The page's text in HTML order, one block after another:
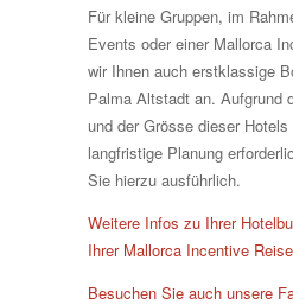
Für kleine Gruppen, im
Events oder einer Mallorca
wir Ihnen auch erstklassige
Palma Altstadt an. Aufgrund
und der Grösse dieser
langfristige Planung
Sie hierzu ausführlich.
Weitere Infos zu Ihrer
Ihrer Mallorca Incentive
Besuchen Sie auch unsere